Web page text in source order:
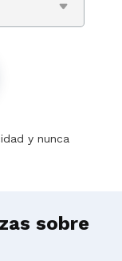
y nunca
sobre